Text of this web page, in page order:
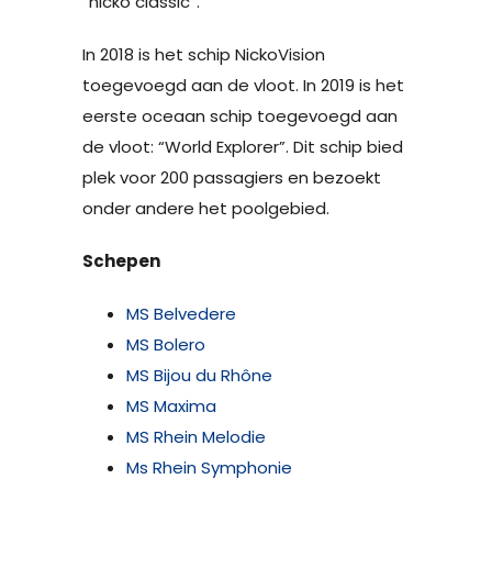
In 2018 is het schip NickoVision
toegevoegd aan de vloot. In 2019 is het
eerste oceaan schip toegevoegd aan
de vloot: “World Explorer”. Dit schip bied
plek voor 200 passagiers en bezoekt
onder andere het poolgebied.
Schepen
MS Belvedere
MS Bolero
MS Bijou du Rhône
MS Maxima
MS Rhein Melodie
Ms Rhein Symphonie